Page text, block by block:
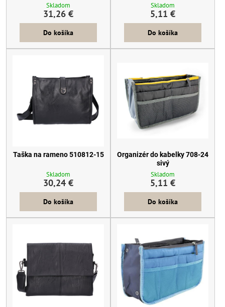
Skladom
31,26 €
Do košíka
Skladom
5,11 €
Do košíka
Taška na rameno 510812-15
Skladom
30,24 €
Do košíka
Organizér do kabelky 708-24
sivý
Skladom
5,11 €
Do košíka